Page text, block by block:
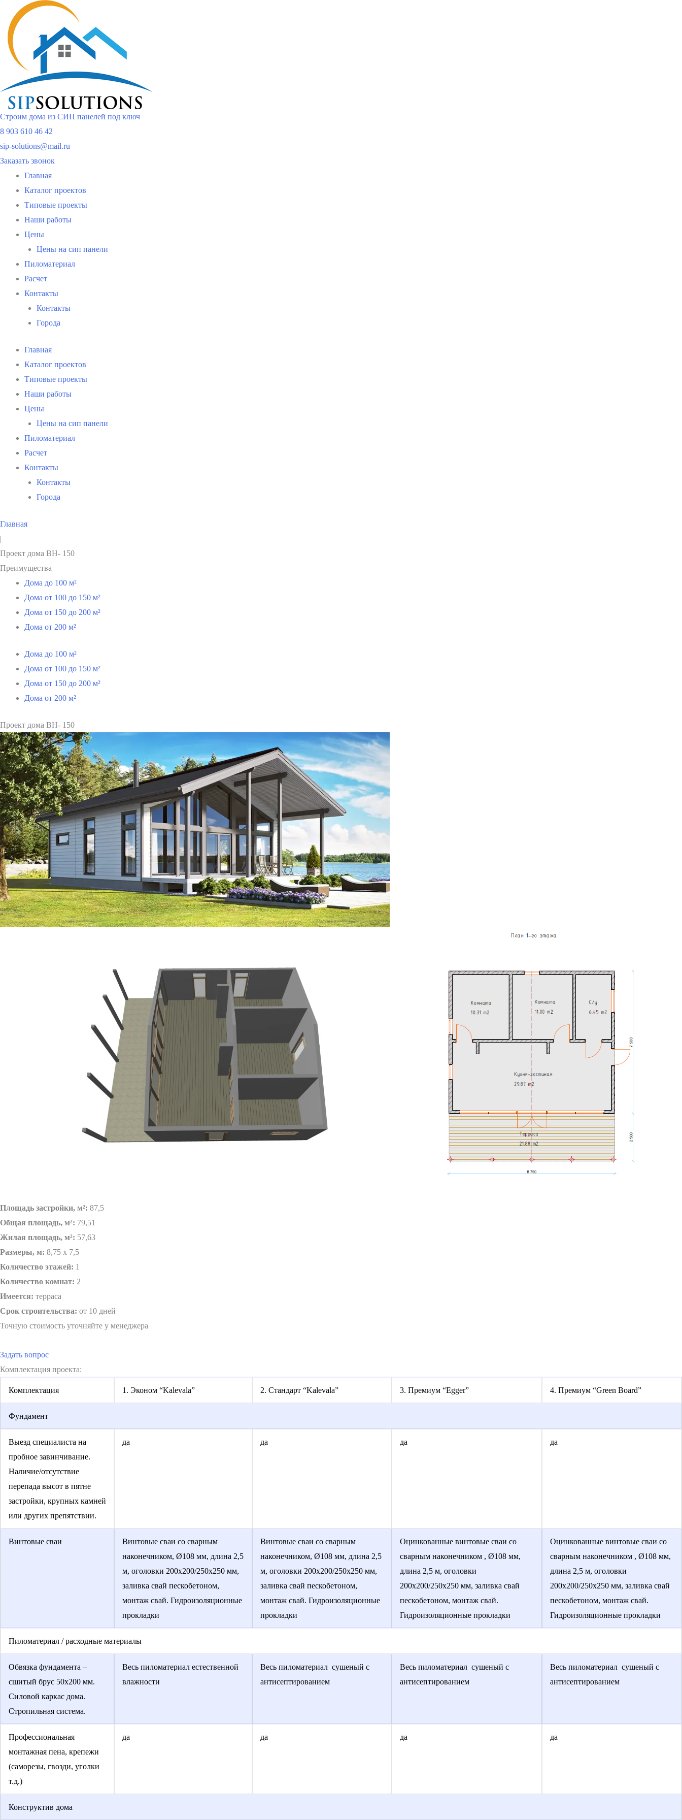
Перейти
содержимому
Строим дома из СИП панелей под ключ
8 903 610 46 42
sip-solutions@mail.ru
Заказать звонок
Главная
Каталог проектов
Типовые проекты
Наши работы
Цены
Цены на сип панели
Пиломатериал
Расчет
Контакты
Контакты
Города
Главная
Каталог проектов
Типовые проекты
Наши работы
Цены
Цены на сип панели
Пиломатериал
Расчет
Контакты
Контакты
Города
Главная
|
Проект дома ВН- 150
Преимущества
Дома до 100 м²
Дома от 100 до 150 м²
Дома от 150 до 200 м²
Дома от 200 м²
Дома до 100 м²
Дома от 100 до 150 м²
Дома от 150 до 200 м²
Дома от 200 м²
Проект дома ВН- 150
Площадь застройки, м²: 87,5
Общая площадь, м²: 79,51
Жилая площадь, м²: 57,63
Размеры, м: 8,75 х 7,5
Количество этажей: 1
Количество комнат: 2
Имеется: терраса
Срок строительства: от 10 дней
Точную стоимость уточняйте у менеджера
Задать вопрос
Комплектация проекта:
Комплектация 1. Эконом “Kalevala” 2. Стандарт “Kalevala” 3. Премиум “Egger” 4. Премиум “Green Board”
Фундамент
Выезд специалиста на
пробное завинчивание.
Наличие/отсутствие
перепада высот в пятне
застройки, крупных камней
или других препятствии.
да да да да
Винтовые сваи
Винтовые сваи со сварным
наконечником, Ø108 мм, длина 2,5
м, оголовки 200х200/250х250 мм,
заливка свай пескобетоном,
монтаж свай. Гидроизоляционные
прокладки
Винтовые сваи со сварным
наконечником, Ø108 мм, длина 2,5
м, оголовки 200х200/250х250 мм,
заливка свай пескобетоном,
монтаж свай. Гидроизоляционные
прокладки
Оцинкованные винтовые сваи со
сварным наконечником , Ø108 мм,
длина 2,5 м, оголовки
200х200/250х250 мм, заливка свай
пескобетоном, монтаж свай.
Гидроизоляционные прокладки
Оцинкованные винтовые сваи со
сварным наконечником , Ø108 мм,
длина 2,5 м, оголовки
200х200/250х250 мм, заливка свай
пескобетоном, монтаж свай.
Гидроизоляционные прокладки
Пиломатериал / расходные материалы
Обвязка фундамента –
сшитый брус 50х200 мм.
Силовой каркас дома.
Стропильная система.
Весь пиломатериал естественной
влажности
Весь пиломатериал сушеный с
антисептированием
Весь пиломатериал сушеный с
антисептированием
Весь пиломатериал сушеный с
антисептированием
Профессиональная
монтажная пена, крепежи
(саморезы, гвозди, уголки
т.д.)
да да да да
Конструктив дома